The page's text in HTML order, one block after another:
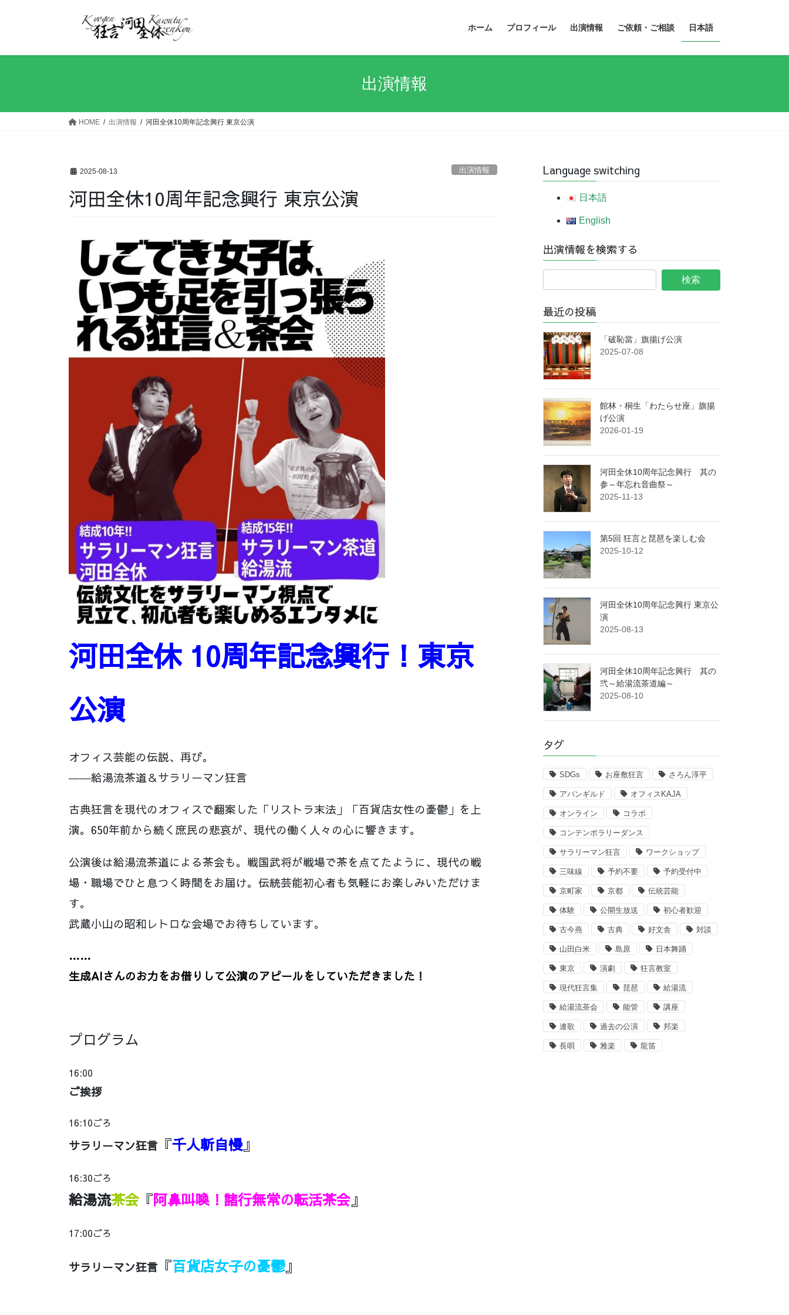
ホーム プロフィール 出演情報 ご依頼・ご相談 日本語
出演情報
HOME 出演情報 河田全休10周年記念興行 東京公演
2025-08-13 出演情報
河田全休10周年記念興行 東京公演
河田全休 10周年記念興行 ！東京
公演
オフィス芸能の伝説、再び。
――給湯流茶道＆サラリーマン狂言
古典狂言を現代のオフィスで翻案した「リストラ末法」「百貨店女性の憂鬱」を上
演。650年前から続く庶民の悲哀が、現代の働く人々の心に響きます。
公演後は給湯流茶道による茶会も。戦国武将が戦場で茶を点てたように、現代の戦
場・職場でひと息つく時間をお届け。伝統芸能初心者も気軽にお楽しみいただけま
す。
武蔵小山の昭和レトロな会場でお待ちしています。
……
生成AIさんのお力をお借りして公演のアピールをしていただきました！
プログラム
16:00
ご挨拶
16:10ごろ
サラリーマン狂言 『千人斬自慢』
16:30ごろ
給湯流茶会 『阿鼻叫喚！諸行無常の転活茶会』
17:00ごろ
サラリーマン狂言 『百貨店女子の憂鬱』
Language switching
日本語
English
出演情報を検索する
最近の投稿
「破恥當」旗揚げ公演
2025-07-08
館林・桐生「わたらせ座」旗揚
げ公演
2026-01-19
河田全休10周年記念興行 其の
参～年忘れ音曲祭～
2025-11-13
第5回 狂言と琵琶を楽しむ会
2025-10-12
河田全休10周年記念興行 東京公
演
2025-08-13
河田全休10周年記念興行 其の
弐～給湯流茶道編～
2025-08-10
タグ
SDGs お座敷狂言 さろん淳平
アバンギルド オフィスKAJA
オンライン コラボ
コンテンポラリーダンス
サラリーマン狂言 ワークショップ
三味線 予約不要 予約受付中
京町家 京都 伝統芸能
体験 公開生放送 初心者歓迎
古今燕 古典 好文舎 対談
山田白米 島原 日本舞踊
東京 演劇 狂言教室
現代狂言集 琵琶 給湯流
給湯流茶会 能管 講座
連歌 過去の公演 邦楽
長唄 雅楽 龍笛